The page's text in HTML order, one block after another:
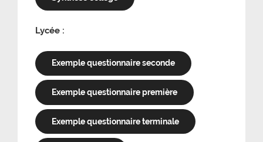
Lycée :
Exemple questionnaire seconde
Exemple questionnaire première
Exemple questionnaire terminale